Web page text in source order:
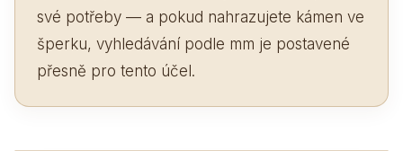
své potřeby — a pokud nahrazujete kámen ve
šperku, vyhledávání podle mm je postavené
přesně pro tento účel.